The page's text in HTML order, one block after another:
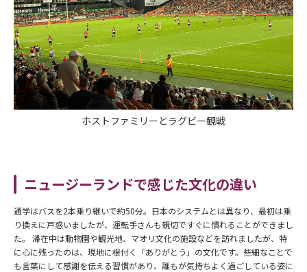
ホストファミリーとラグビー観戦
ニュージーランドで感じた文化の違い
通学はバスを2本乗り継いで約50分。日本のシステムとは異なり、最初は乗
り換えに戸惑いましたが、運転手さんも親切ですぐに慣れることができまし
た。 滞在中は動物園や観光地、マオリ文化の施設などを訪れましたが、特
に心に残ったのは、現地に根付く「ありがとう」の文化です。些細なことで
も言葉にして感謝を伝える習慣があり、誰もが気持ちよく過ごしている姿に